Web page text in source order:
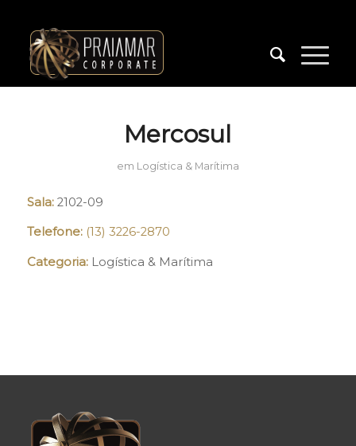
Mercosul
em Logística & Marítima
Sala: 2102-09
Telefone: (13) 3226-2870
Categoria: Logística & Marítima